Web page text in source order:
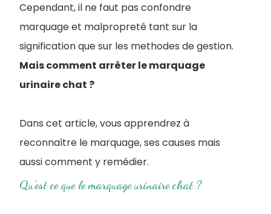
Cependant, il ne faut pas confondre
marquage et malpropreté tant sur la
signification que sur les methodes de gestion.
Mais comment arrêter le marquage
urinaire chat ?
Dans cet article, vous apprendrez à
reconnaître le marquage, ses causes mais
aussi comment y remédier.
Qu'est ce que le marquage urinaire chat ?